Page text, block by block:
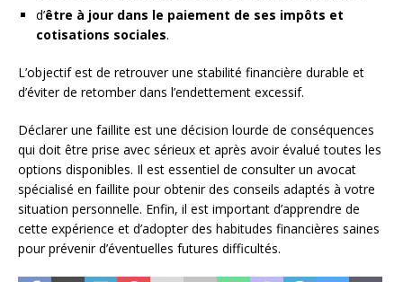
d’être à jour dans le paiement de ses impôts et
cotisations sociales.
L’objectif est de retrouver une stabilité financière durable et
d’éviter de retomber dans l’endettement excessif.
Déclarer une faillite est une décision lourde de conséquences
qui doit être prise avec sérieux et après avoir évalué toutes les
options disponibles. Il est essentiel de consulter un avocat
spécialisé en faillite pour obtenir des conseils adaptés à votre
situation personnelle. Enfin, il est important d’apprendre de
cette expérience et d’adopter des habitudes financières saines
pour prévenir d’éventuelles futures difficultés.